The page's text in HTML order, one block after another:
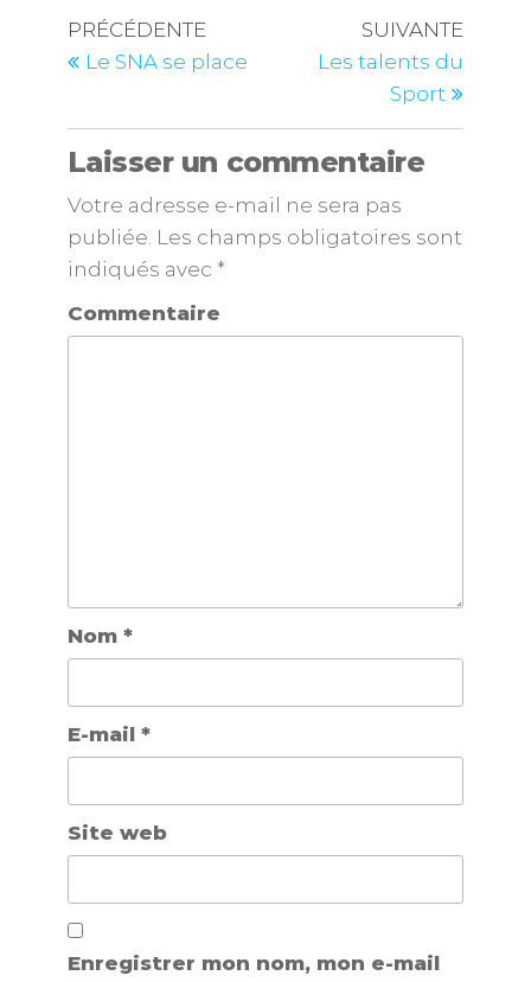
PRÉCÉDENTE
Le SNA se place
SUIVANTE
Les talents du
Sport
Laisser un commentaire
Votre adresse e-mail ne sera pas
publiée. Les champs obligatoires sont
indiqués avec *
Commentaire
Nom *
E-mail *
Site web
Enregistrer mon nom, mon e-mail